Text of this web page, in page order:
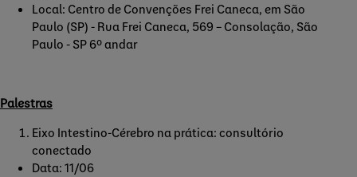
Local: Centro de Convenções Frei Caneca, em São
Paulo (SP) - Rua Frei Caneca, 569 – Consolação, São
Paulo - SP 6º andar
Palestras
Eixo Intestino-Cérebro na prática: consultório
conectado
Data: 11/06